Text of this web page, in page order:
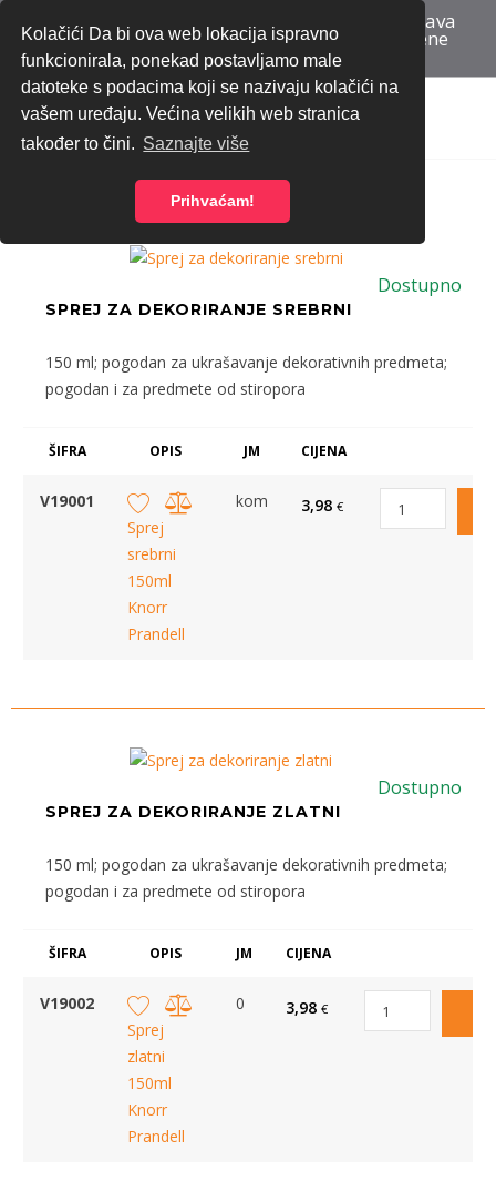
Kolačići Da bi ova web lokacija ispravno
funkcionirala, ponekad postavljamo male
datoteke s podacima koji se nazivaju kolačići na
vašem uređaju. Većina velikih web stranica
također to čini. Saznajte više
Prihvaćam!
Bez registracije do ponude | Besplatna dostava
za narudžbe iznad 70 eura bez PDV-a | Cijene
iskazane bez PDV-a
Home Trgovina VRTIĆI I ŠKOLE Boje školske
Dostupno
SPREJ ZA DEKORIRANJE SREBRNI
150 ml; pogodan za ukrašavanje dekorativnih predmeta;
pogodan i za predmete od stiropora
ŠIFRA OPIS JM CIJENA
V19001
Sprej
srebrni
150ml
Knorr
Prandell
kom 3,98 €
Dostupno
SPREJ ZA DEKORIRANJE ZLATNI
150 ml; pogodan za ukrašavanje dekorativnih predmeta;
pogodan i za predmete od stiropora
ŠIFRA OPIS JM CIJENA
V19002
Sprej
zlatni
150ml
Knorr
Prandell
0 3,98 €